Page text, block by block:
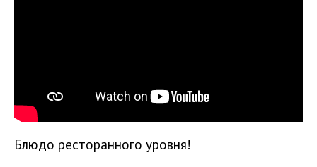
Блюдо ресторанного уровня!